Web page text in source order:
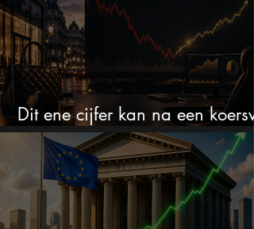
Dit ene cijfer kan na een
van 50% alles veranderen